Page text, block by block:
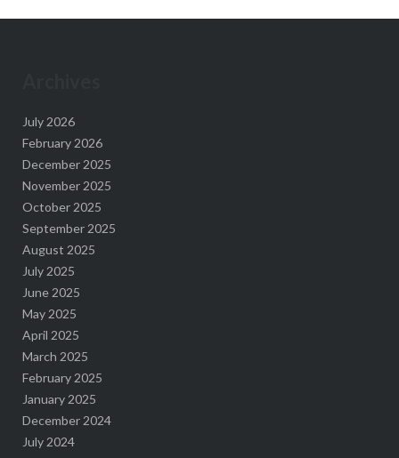
July 2026
February 2026
December 2025
November 2025
October 2025
September 2025
August 2025
July 2025
June 2025
May 2025
April 2025
March 2025
February 2025
January 2025
December 2024
July 2024